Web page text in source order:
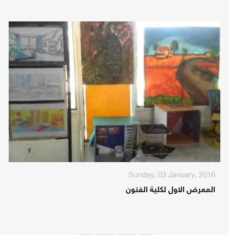
Sunday, 03 January, 2016
المعرض الاول لكلية الفنون